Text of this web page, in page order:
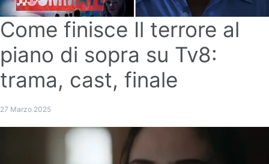
Come finisce Il terrore al
piano di sopra su Tv8:
trama, cast, finale
27 Marzo 2025